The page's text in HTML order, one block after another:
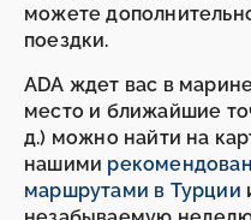
можете
поездки.
ADA ждет вас в
место и ближайшие
д.) можно найти на
нашими
маршрутами в Турции